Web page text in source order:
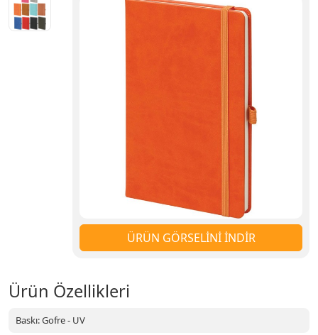
ÜRÜN GÖRSELİNİ İNDİR
Ürün Özellikleri
Baskı: Gofre - UV